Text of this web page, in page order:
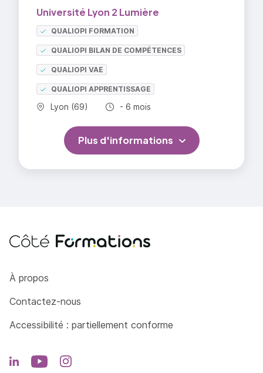
Université Lyon 2 Lumière
QUALIOPI FORMATION
QUALIOPI BILAN DE COMPÉTENCES
QUALIOPI VAE
QUALIOPI APPRENTISSAGE
Commune :
Lyon (69) Durée totale :
- 6 mois
Plus d'informations
Côté Formations
À propos
Contactez-nous
Accessibilité : partiellement conforme